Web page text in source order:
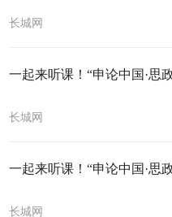
长城网
长城网
长城网